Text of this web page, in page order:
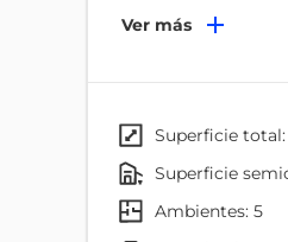
Terreno totalmente
Ubicada en el
𝐃𝐢𝐬𝐭𝐫𝐢𝐛𝐮𝐜𝐢𝐨́𝐧:
• Área social cómoda
Ver más
superficie
superficie
ambientes: 5